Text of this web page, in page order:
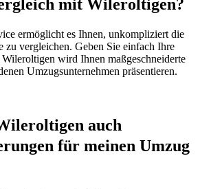
mit Wileroltigen?
ermöglicht es Ihnen, unkompliziert die
zu vergleichen. Geben Sie einfach Ihre
wird Ihnen maßgeschneiderte
Umzugsunternehmen präsentieren.
auch
für meinen Umzug